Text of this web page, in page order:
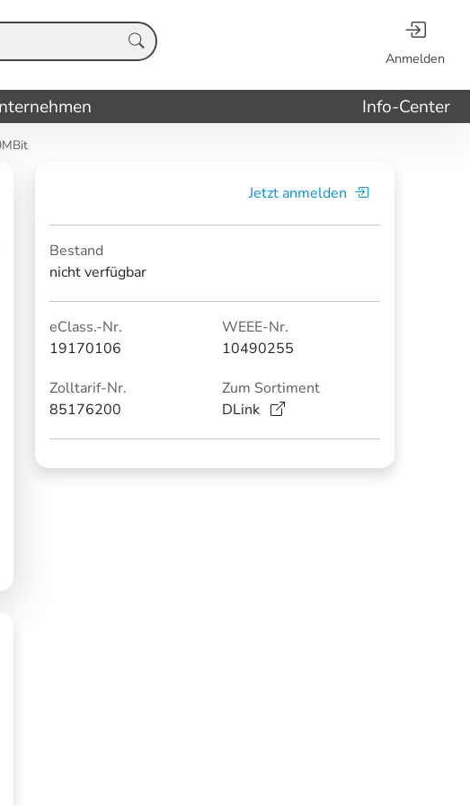
Anmelden
Info-Center
Jetzt anmelden
Bestand
nicht verfügbar
eClass.-Nr.
19170106
WEEE-Nr.
10490255
Zolltarif-Nr.
85176200
Zum Sortiment
DLink